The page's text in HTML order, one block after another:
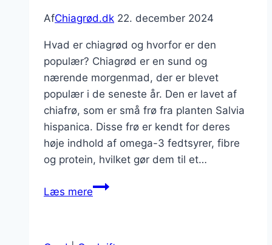
AfChiagrød.dk 22. december 2024
Hvad er chiagrød og hvorfor er den
populær? Chiagrød er en sund og
nærende morgenmad, der er blevet
populær i de seneste år. Den er lavet af
chiafrø, som er små frø fra planten Salvia
hispanica. Disse frø er kendt for deres
høje indhold af omega-3 fedtsyrer, fibre
og protein, hvilket gør dem til et…
Læs mereChiagrød